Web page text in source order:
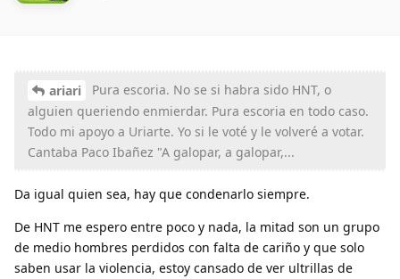
ariari
Pura escoria. No se si habra sido HNT, o
alguien queriendo enmierdar. Pura escoria en todo caso.
Todo mi apoyo a Uriarte. Yo si le voté y le volveré a votar.
Cantaba Paco Ibañez "A galopar, a galopar,...
Da igual quien sea, hay que condenarlo siempre.
De HNT me espero entre poco y nada, la mitad son un grupo
de medio hombres perdidos con falta de cariño y que solo
saben usar la violencia, estoy cansado de ver ultrillas de